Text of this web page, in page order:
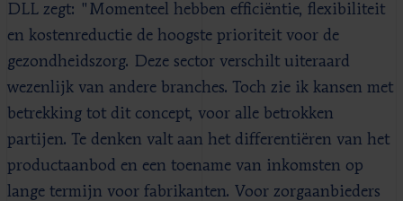
DLL zegt: "Momenteel hebben efficiëntie, flexibiliteit
en kostenreductie de hoogste prioriteit voor de
gezondheidszorg. Deze sector verschilt uiteraard
wezenlijk van andere branches. Toch zie ik kansen met
betrekking tot dit concept, voor alle betrokken
partijen. Te denken valt aan het differentiëren van het
productaanbod en een toename van inkomsten op
lange termijn voor fabrikanten. Voor zorgaanbieders